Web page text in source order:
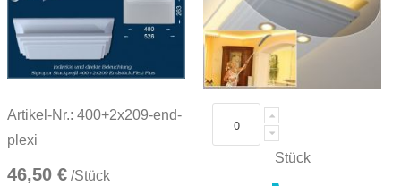
Artikel-Nr.: 400+2x209-end-
plexi
46,50 € /Stück
Stück